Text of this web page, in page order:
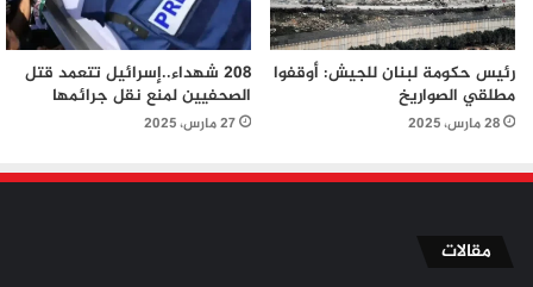
رئيس حكومة لبنان للجيش: أوقفوا
مطلقي الصواريخ
28 مارس، 2025
208 شهداء..إسرائيل تتعمد قتل
الصحفيين لمنع نقل جرائمها
27 مارس، 2025
مقالات